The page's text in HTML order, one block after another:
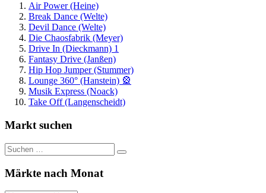
Air Power (Heine)
Break Dance (Welte)
Devil Dance (Welte)
Die Chaosfabrik (Meyer)
Drive In (Dieckmann) 1
Fantasy Drive (Janßen)
Hip Hop Jumper (Stummer)
Lounge 360° (Hanstein) 🎡
Musik Express (Noack)
Take Off (Langenscheidt)
Markt suchen
Suchen
nach:
Suchen
Märkte nach Monat